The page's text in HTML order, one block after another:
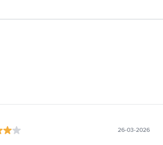
26-03-2026